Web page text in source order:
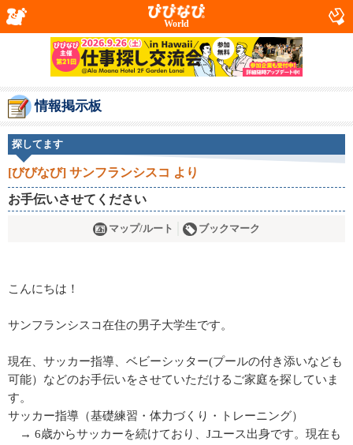
World
情報掲示板
探してます
[びびなび] サンフランシスコ より
お手伝いさせてください
マップ/ルート ブックマーク
こんにちは！
サンフランシスコ在住の男子大学生です。
現在、サッカー指導、ベビーシッター(プールの付き添いなども
可能）などのお手伝いをさせていただけるご家庭を探していま
す。
サッカー指導（基礎練習・体力づくり・トレーニング）
→ 6歳からサッカーを続けており、Jユース出身です。現在も